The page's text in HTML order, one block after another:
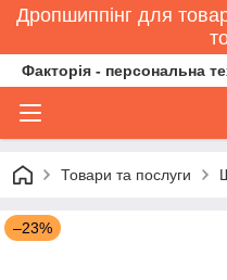
Дропшиппінг для
Факторія - персональна
Товари та послуги
–23%